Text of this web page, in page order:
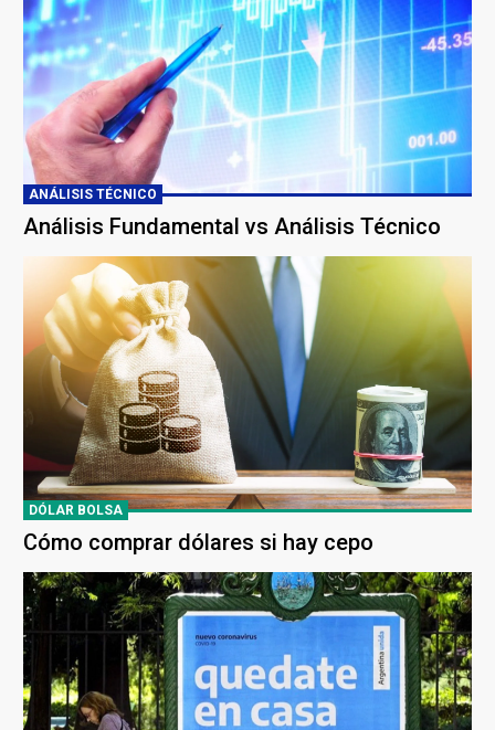
ANÁLISIS TÉCNICO
Análisis Fundamental vs Análisis Técnico
DÓLAR BOLSA
Cómo comprar dólares si hay cepo